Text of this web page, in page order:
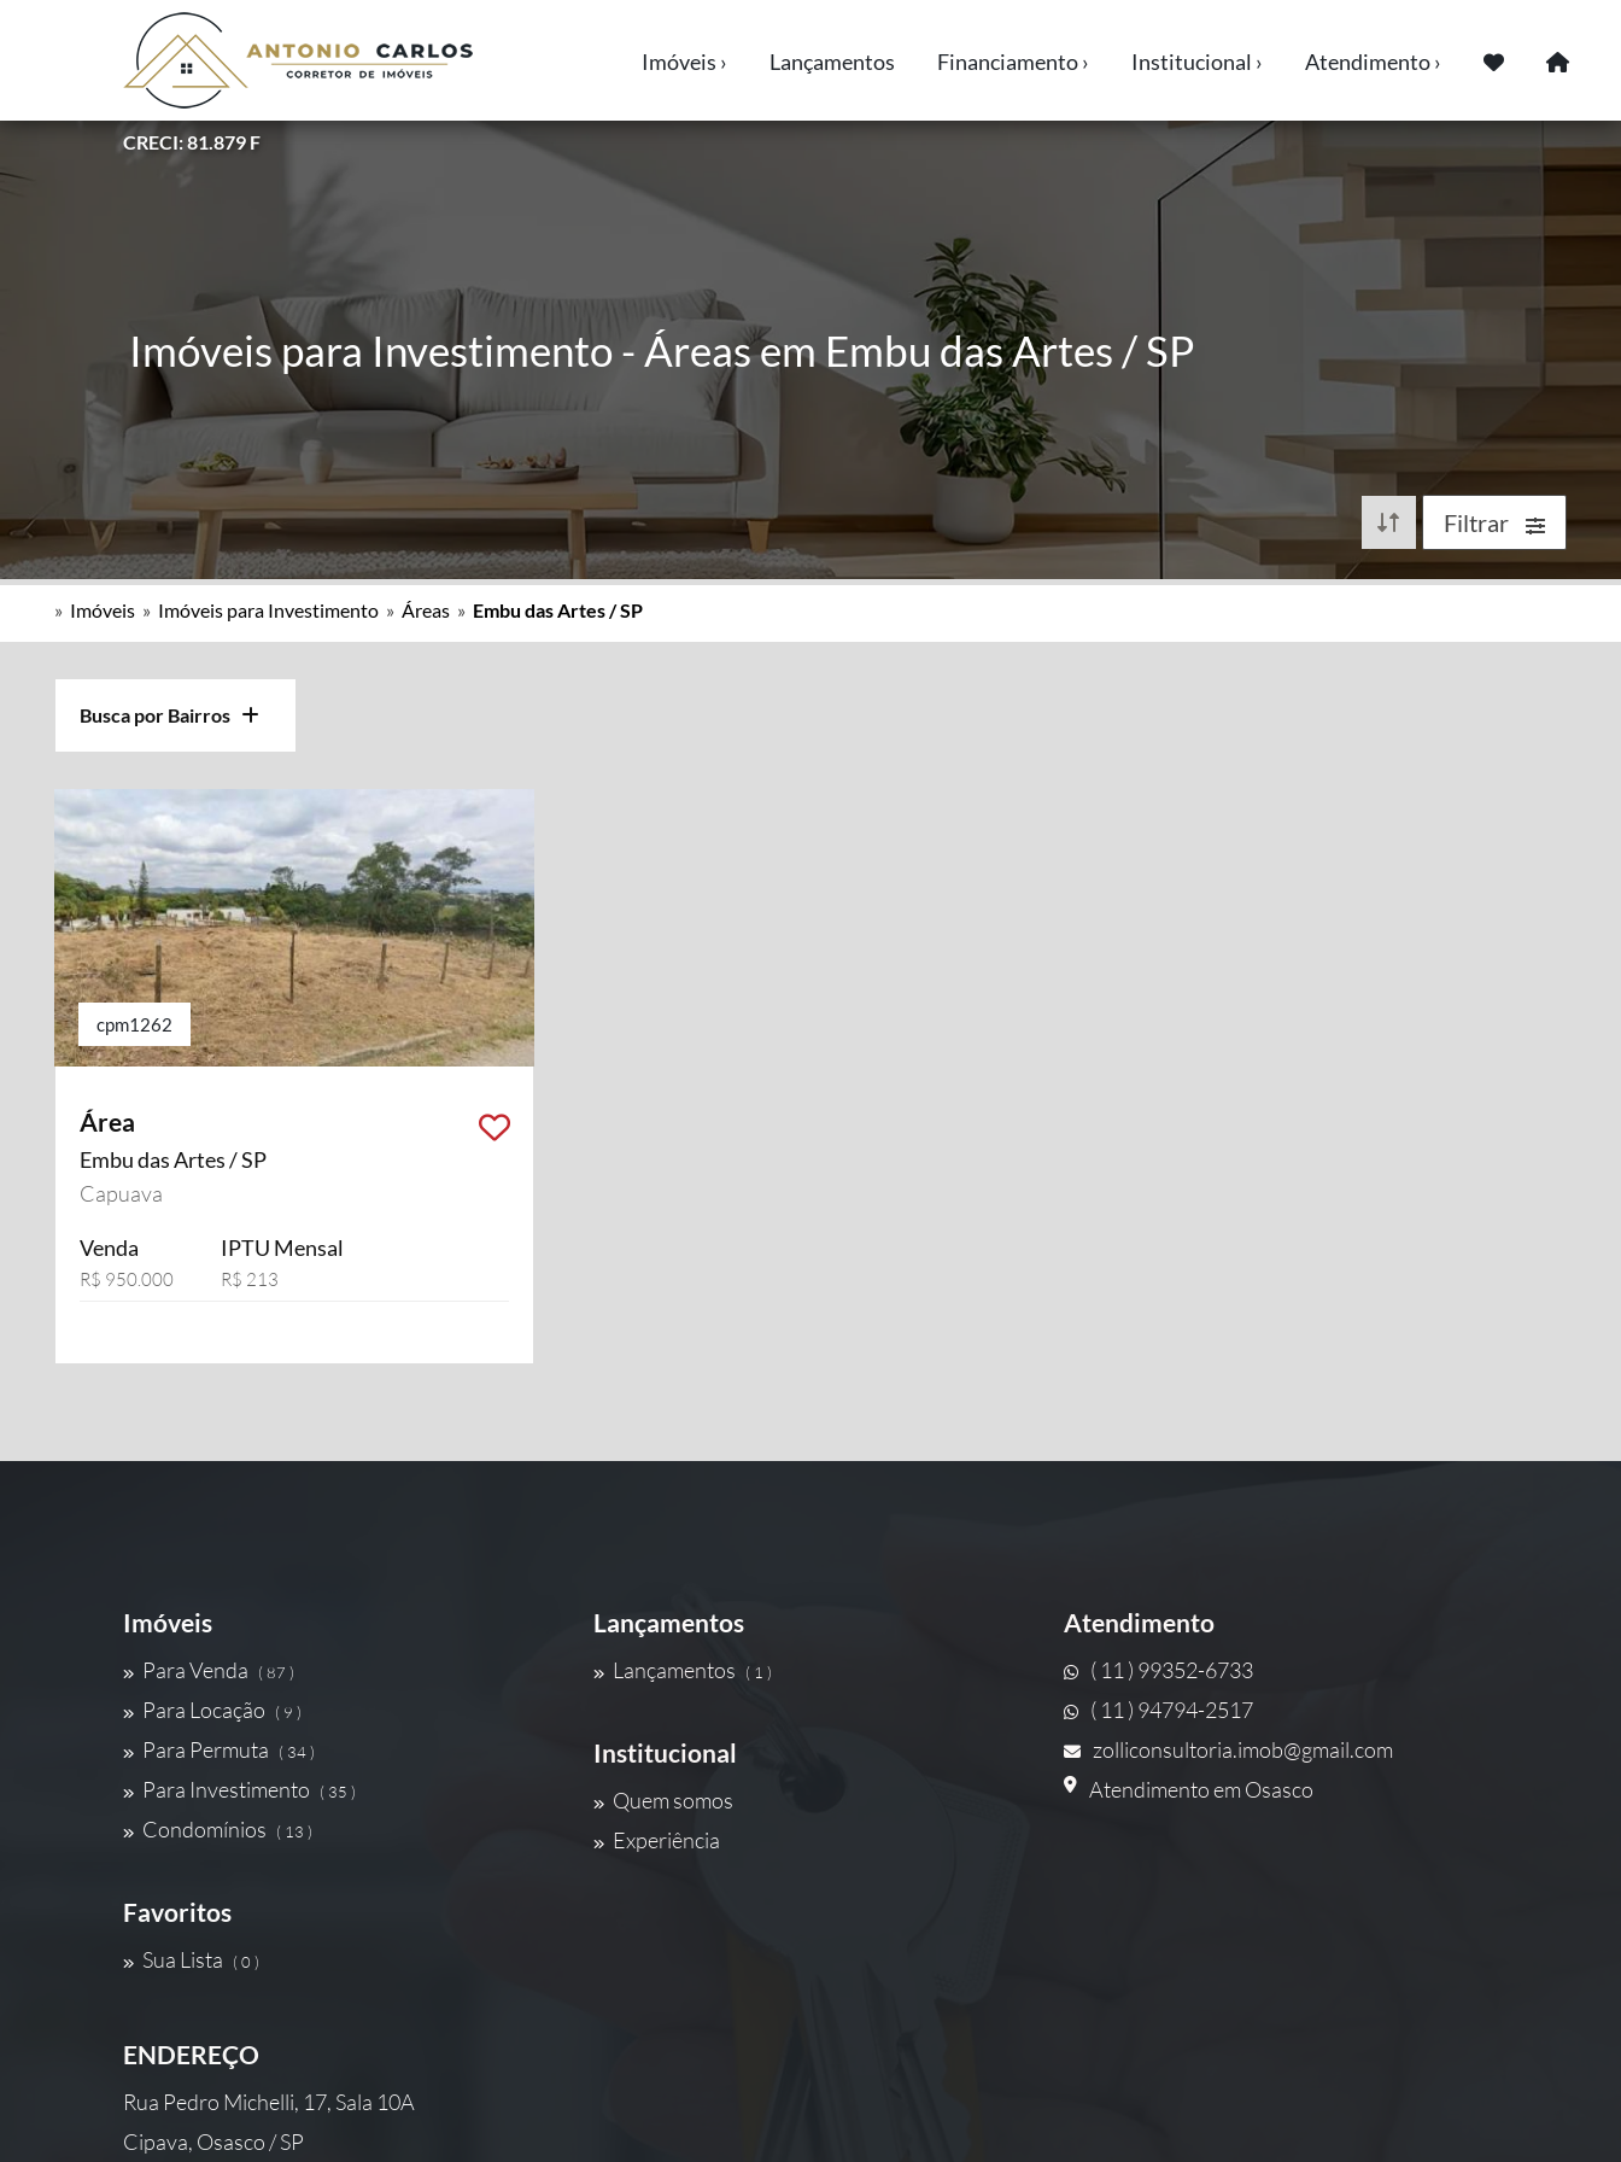
CRECI: 81.879 F
Imóveis › Lançamentos Financiamento › Institucional › Atendimento ›
Imóveis para Investimento - Áreas em Embu das Artes / SP
Filtrar
» Imóveis » Imóveis para Investimento » Áreas » Embu das Artes / SP
Busca por Bairros
cpm1262
Área
Embu das Artes / SP
Capuava
Venda
R$ 950.000
IPTU Mensal
R$ 213
Imóveis
Para Venda ( 87 )
Para Locação ( 9 )
Para Permuta ( 34 )
Para Investimento ( 35 )
Condomínios ( 13 )
Favoritos
Sua Lista ( 0 )
Lançamentos
Lançamentos ( 1 )
Institucional
Quem somos
Experiência
Atendimento
( 11 ) 99352-6733
( 11 ) 94794-2517
zolliconsultoria.imob@gmail.com
Atendimento em Osasco
ENDEREÇO
Rua Pedro Michelli, 17, Sala 10A
Cipava, Osasco / SP